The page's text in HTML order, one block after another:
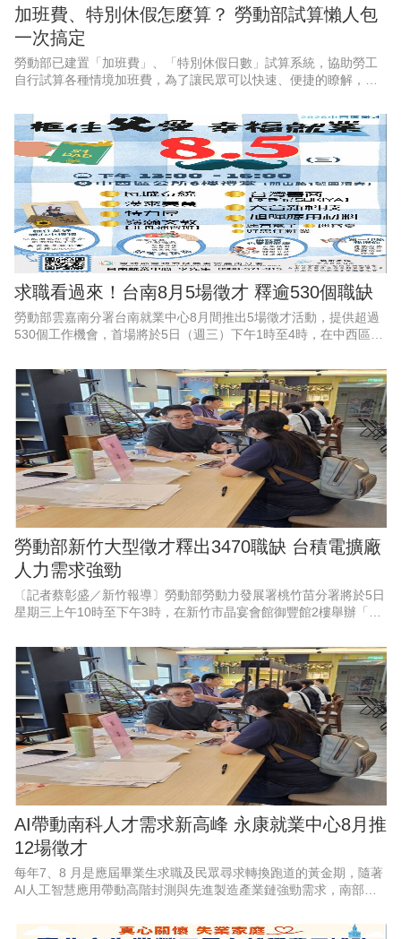
加班費、特別休假怎麼算？ 勞動部試算懶人包
一次搞定
勞動部已建置「加班費」、「特別休假日數」試算系統，協助勞工
自行試算各種情境加班費，為了讓民眾可以快速、便捷的瞭解，勞
雇主都能一看就懂、動動手
求職看過來！台南8月5場徵才 釋逾530個職缺
勞動部雲嘉南分署台南就業中心8月間推出5場徵才活動，提供超過
530個工作機會，首場將於5日（週三）下午1時至4時，在中西區公
家企業現場徵才、
勞動部新竹大型徵才釋出3470職缺 台積電擴廠
人力需求強勁
〔記者蔡彰盛／新竹報導〕勞動部勞動力發展署桃竹苗分署將於5日
星期三上午10時至下午3時，在新竹市晶宴會館御豐館2樓舉辦「新
科技業廠商高達37
AI帶動南科人才需求新高峰 永康就業中心8月推
12場徵才
每年7、8 月是應屆畢業生求職及民眾尋求轉換跑道的黃金期，隨著
AI人工智慧應用帶動高階封測與先進製造產業鏈強勁需求，南部科
發展署雲嘉南分署永康